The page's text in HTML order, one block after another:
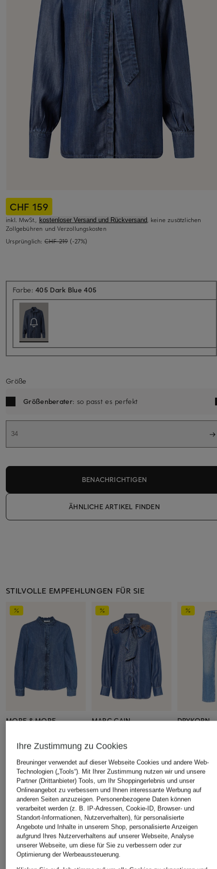
CHF 159
inkl. MwSt., kostenloser Versand und Rückversand, keine zusätzlichen
Zollgebühren und Verzollungskosten
Ursprünglich: CHF 219 (-27%)
Farbe: 405 Dark Blue 405Aktuell nicht verfügbar
Größe
Größenberater: so passt es perfekt
34
BENACHRICHTIGEN
ÄHNLICHE ARTIKEL FINDEN
STILVOLLE EMPFEHLUNGEN FÜR SIE
MORE & MORE
CHF 90
Ursprünglich:
MARC CAIN
Schluppe
CHF 139
Ursprünglich:CHF 259
DRYKORN
Ursprünglich:
ÄHNLICHE ARTIKEL ENTDECKEN
Ihre Zustimmung zu Cookies
Breuninger verwendet auf dieser Webseite Cookies und andere Web-
Technologien („Tools“). Mit Ihrer Zustimmung nutzen wir und unsere
Partner (Drittanbieter) Tools, um Ihr Shoppingerlebnis und unser
Onlineangebot zu verbessern und Ihnen interessante Werbung auf
anderen Seiten anzuzeigen. Personenbezogene Daten können
verarbeitet werden (z. B. IP-Adressen, Cookie-ID, Browser- und
Standort-Informationen, Nutzerverhalten), für personalisierte
Angebote und Inhalte in unserem Shop, personalisierte Anzeigen
aufgrund Ihres Nutzerverhaltens auf unserer Webseite, Analyse
unserer Webseite, um diese für Sie zu verbessern oder zur
Optimierung der Werbeaussteuerung.